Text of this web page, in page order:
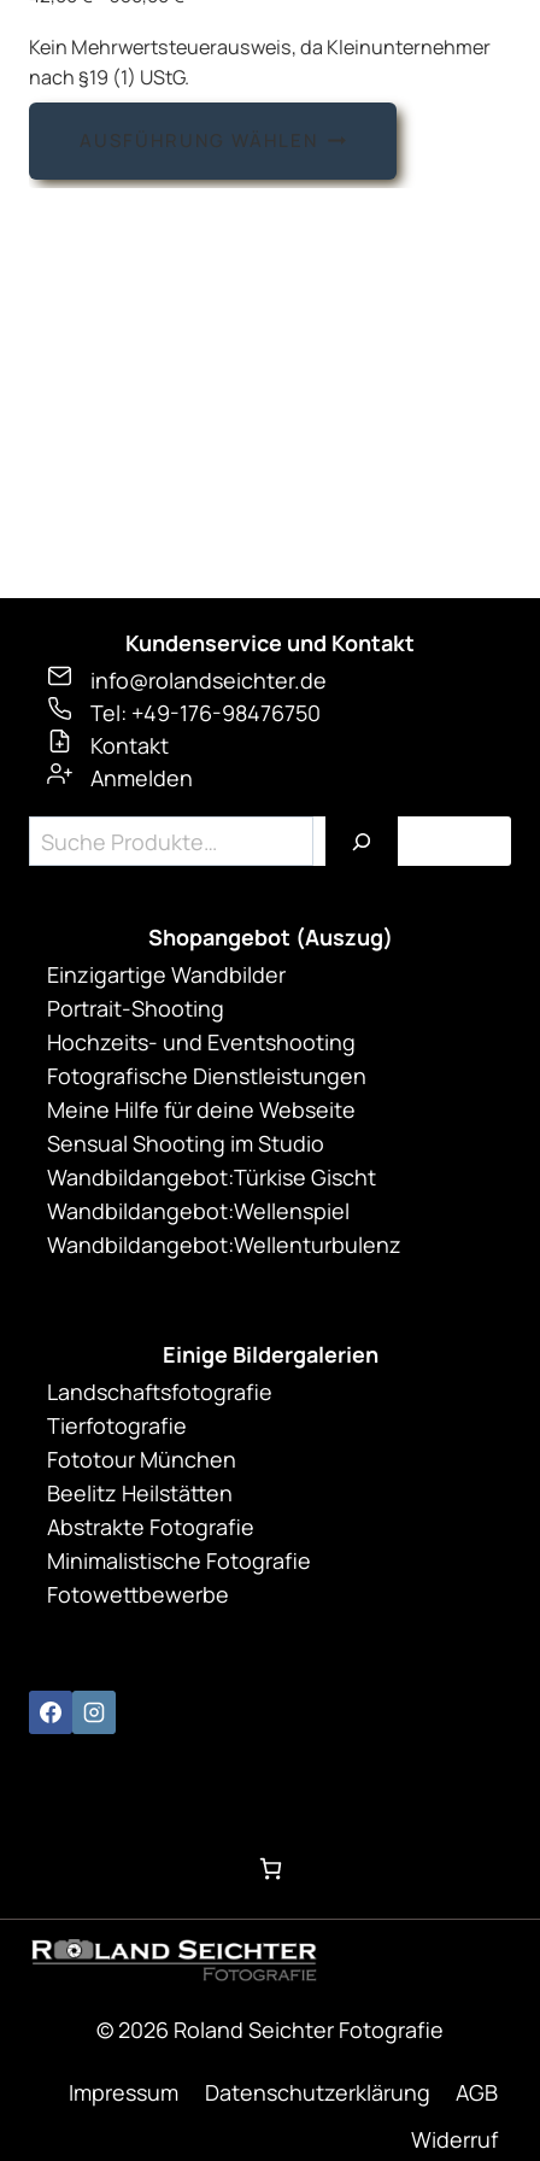
Kein Mehrwertsteuerausweis, da Kleinunternehmer
nach §19 (1) UStG.
AUSFÜHRUNG WÄHLEN
Dieses
weist
Kundenservice und Kontakt
info@rolandseichter.de
Tel: +49-176-98476750
Kontakt
Anmelden
Suchen
Shopangebot (Auszug)
Einzigartige Wandbilder
Portrait-Shooting
Hochzeits- und Eventshooting
Fotografische Dienstleistungen
Meine Hilfe für deine Webseite
Sensual Shooting im Studio
Wandbildangebot:Türkise Gischt
Wandbildangebot:Wellenspiel
Wandbildangebot:Wellenturbulenz
Einige Bildergalerien
Landschaftsfotografie
Tierfotografie
Fototour München
Beelitz Heilstätten
Abstrakte Fotografie
Minimalistische Fotografie
Fotowettbewerbe
© 2026 Roland Seichter Fotografie
Impressum Datenschutzerklärung
AGB
Widerruf